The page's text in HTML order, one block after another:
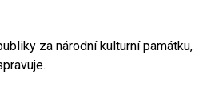
za národní kulturní památku,